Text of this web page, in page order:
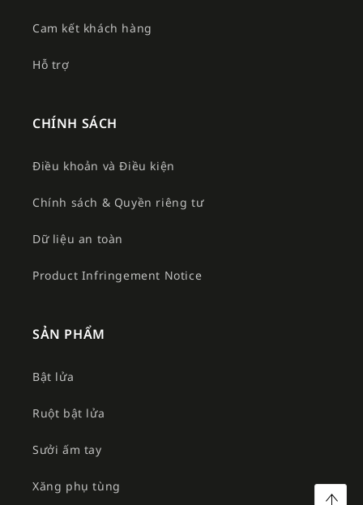
Cam kết khách hàng
Hỗ trợ
CHÍNH SÁCH
Điều khoản và Điều kiện
Chính sách & Quyền riêng tư
Dữ liệu an toàn
Product Infringement Notice
SẢN PHẨM
Bật lửa
Ruột bật lửa
Sưởi ấm tay
Xăng phụ tùng